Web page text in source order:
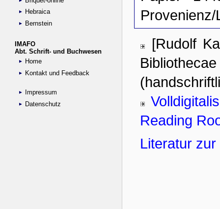
Hebraica
Bernstein
IMAFO
Abt. Schrift- und Buchwesen
Home
Kontakt und Feedback
Impressum
Datenschutz